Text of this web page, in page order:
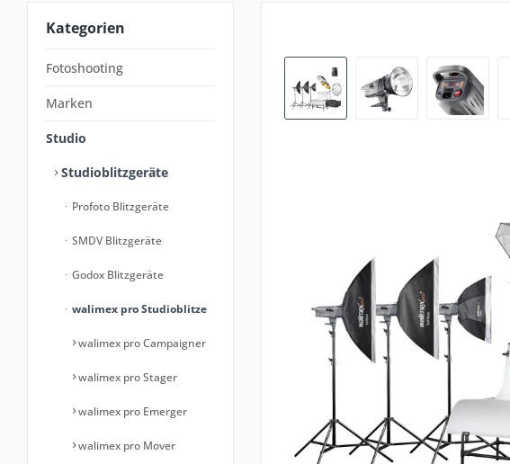
Kategorien
Fotoshooting
Marken
Studio
Studioblitzgeräte
Profoto Blitzgeräte
SMDV Blitzgeräte
Godox Blitzgeräte
walimex pro Studioblitze
walimex pro Campaigner
walimex pro Stager
walimex pro Emerger
walimex pro Mover